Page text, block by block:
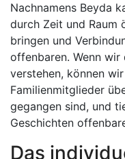
Nachnamens Beyda
durch Zeit und Raum
bringen und
offenbaren. Wenn wir
verstehen, können
Familienmitglieder
gegangen sind, und
Geschichten
Das